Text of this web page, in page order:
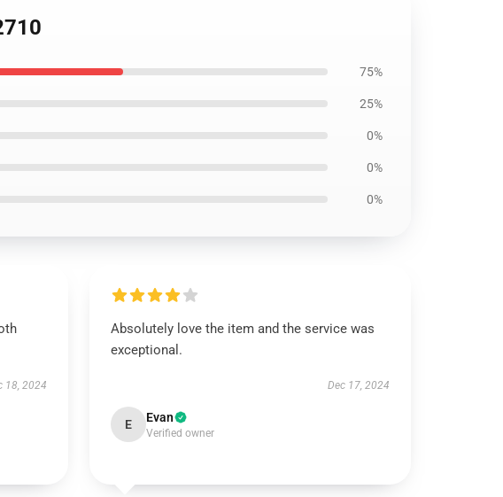
75%
25%
0%
0%
0%
18, 2024
Absolutely love the item and the service was
exceptional.
Dec 17, 2024
E Evan
Verified owner